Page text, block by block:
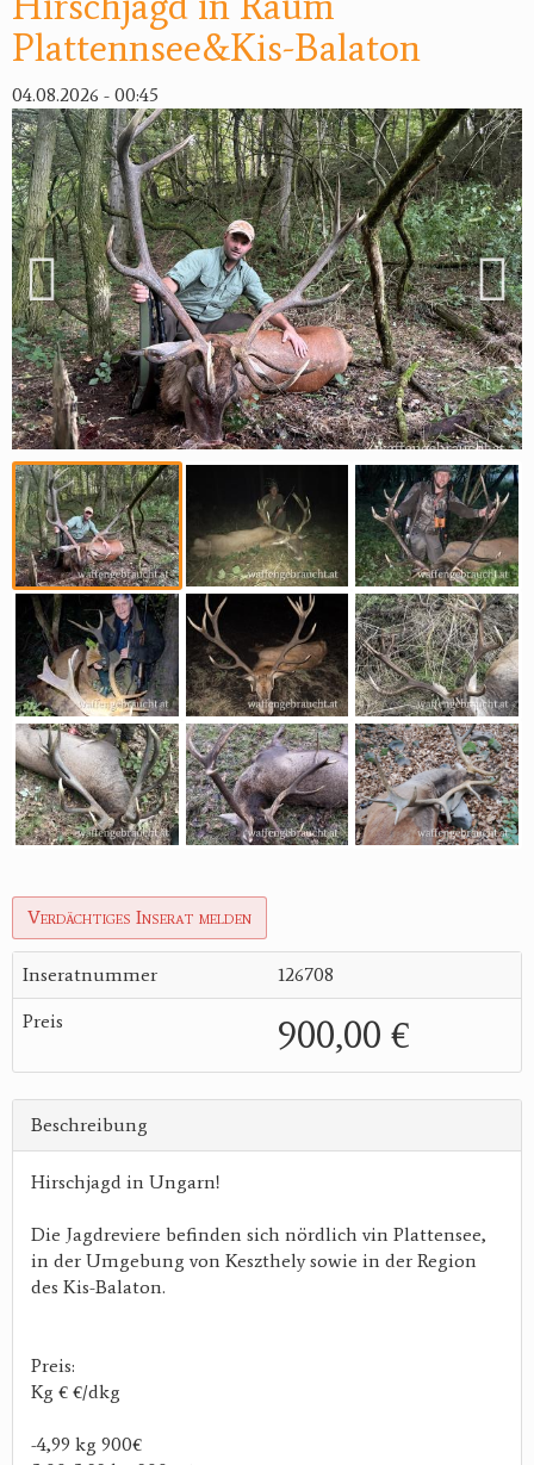
Plattennsee&Kis-Balaton
04.08.2026 - 00:45
Verdächtiges Inserat melden
Inseratnummer 126708
Preis 900,00 €
Beschreibung
Hirschjagd in Ungarn!
Die Jagdreviere befinden sich nördlich vin Plattensee,
in der Umgebung von Keszthely sowie in der Region
des Kis-Balaton.
Preis:
Kg € €/dkg
-4,99 kg 900€